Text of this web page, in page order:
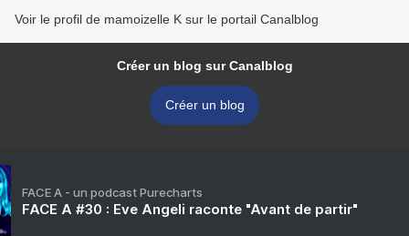
Voir le profil de mamoizelle K sur le portail Canalblog
Créer un blog sur Canalblog
Créer un blog
FACE A - un podcast Purecharts
FACE A #30 : Eve Angeli raconte "Avant de partir"